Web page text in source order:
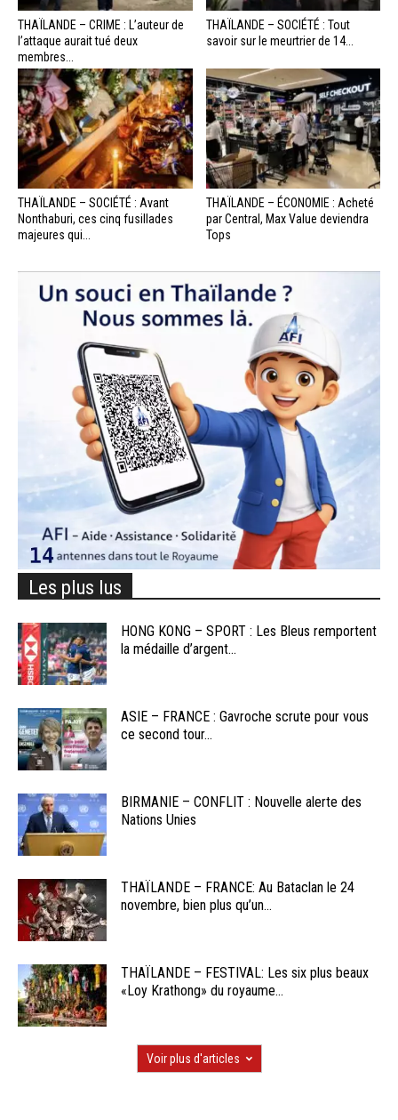
THAÏLANDE – CRIME : L’auteur de
l’attaque aurait tué deux
membres...
THAÏLANDE – SOCIÉTÉ : Tout
savoir sur le meurtrier de 14...
THAÏLANDE – SOCIÉTÉ : Avant
Nonthaburi, ces cinq fusillades
majeures qui...
THAÏLANDE – ÉCONOMIE : Acheté
par Central, Max Value deviendra
Tops
Les plus lus
HONG KONG – SPORT : Les Bleus remportent
la médaille d’argent...
ASIE – FRANCE : Gavroche scrute pour vous
ce second tour...
BIRMANIE – CONFLIT : Nouvelle alerte des
Nations Unies
THAÏLANDE – FRANCE: Au Bataclan le 24
novembre, bien plus qu’un...
THAÏLANDE – FESTIVAL: Les six plus beaux
«Loy Krathong» du royaume...
Voir plus d'articles